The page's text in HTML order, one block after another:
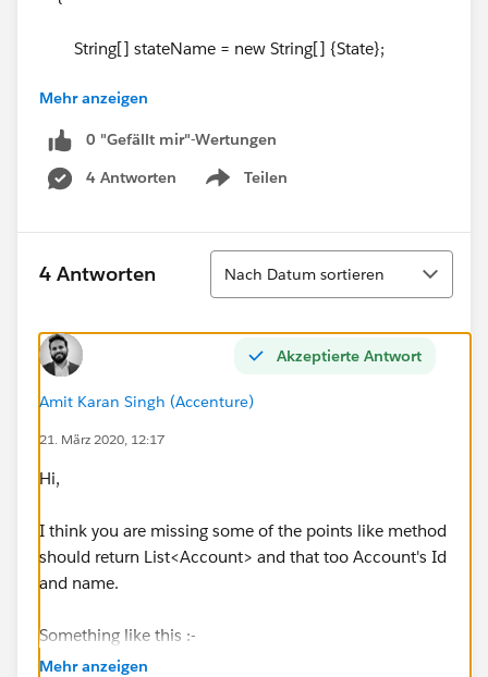
String[] stateName = new String[] {State};
List<String> accName = new List<String>
{Name};
}
}
Mehr anzeigen
0 "Gefällt mir"-Wertungen
4 Antworten
Teilen
Show menu
4 Antworten
Sortieren
Nach Datum sortieren
Akzeptierte Antwort
Amit Karan Singh (Accenture)
21. März 2020, 12:17
Hi,
I think you are missing some of the points like method
should return List<Account> and that too Account's Id
and name.
Something like this :-
Mehr anzeigen